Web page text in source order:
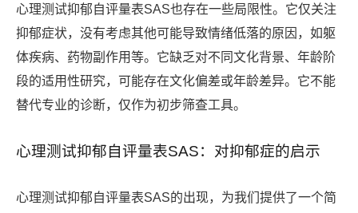
心理测试抑郁自评量表SAS也存在一些局限性。它仅关注
抑郁症状，没有考虑其他可能导致情绪低落的原因，如躯
体疾病、药物副作用等。它缺乏对不同文化背景、年龄阶
段的适用性研究，可能存在文化偏差或年龄差异。它不能
替代专业的诊断，仅作为初步筛查工具。
心理测试抑郁自评量表SAS：对抑郁症的启示
心理测试抑郁自评量表SAS的出现，为我们提供了一个简